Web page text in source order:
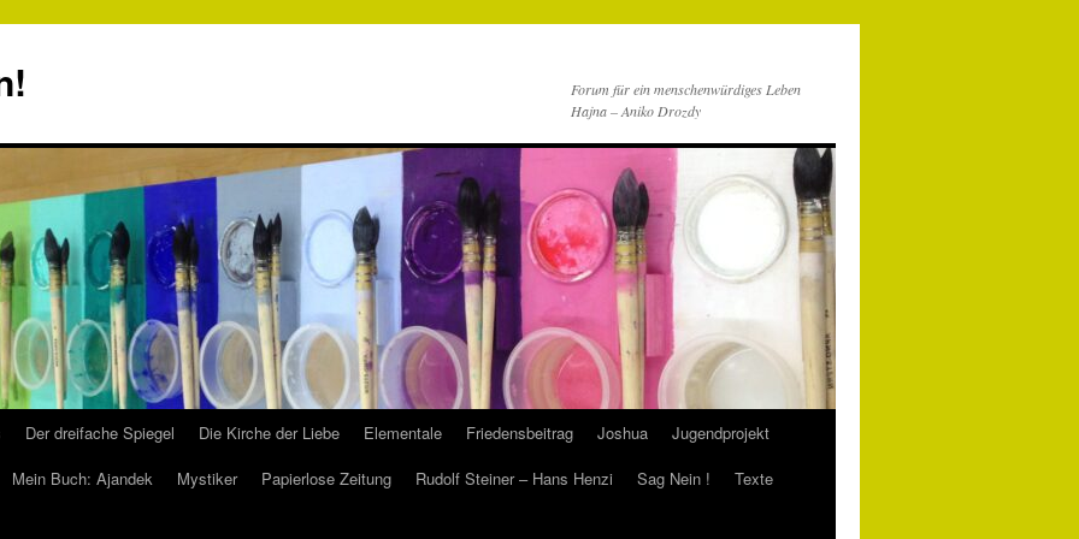
Forum für ein menschenwürdiges Leben
Hajna – Aniko Drozdy
Der dreifache Spiegel Die Kirche der Liebe Elementale Friedensbeitrag Joshua
Jugendprojekt
Mein Buch: Ajandek Mystiker Papierlose Zeitung Rudolf Steiner – Hans Henzi Sag Nein !
Texte